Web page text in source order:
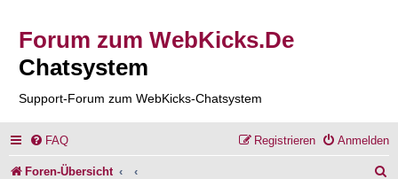
Forum zum WebKicks.De
Chatsystem
Support-Forum zum WebKicks-Chatsystem
FAQ Anmelden
Registrieren
Foren-Übersicht